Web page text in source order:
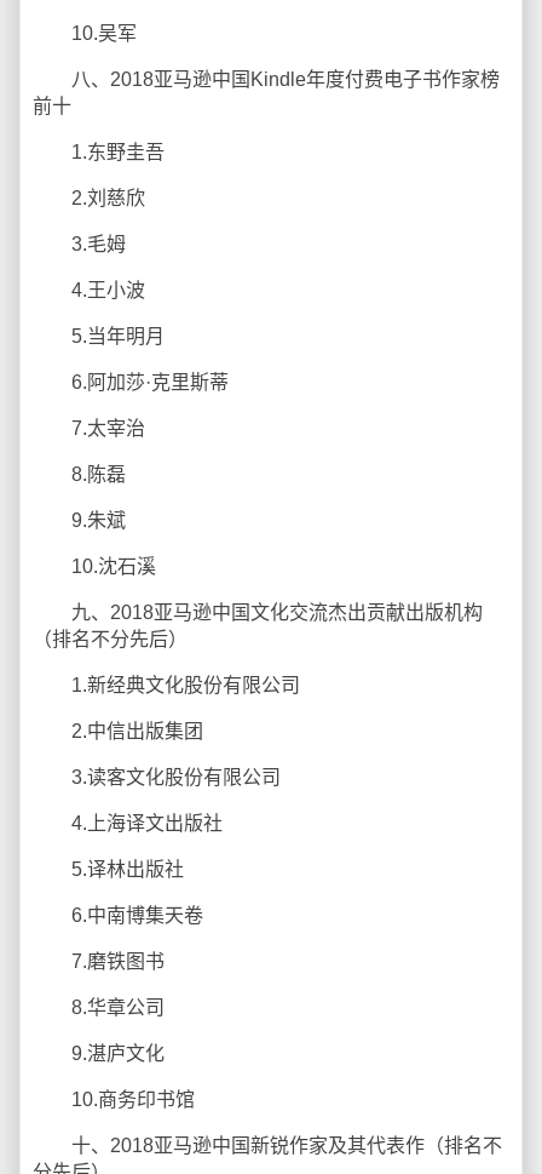
10.吴军
八、2018亚马逊中国Kindle年度付费电子书作家榜
前十
1.东野圭吾
2.刘慈欣
3.毛姆
4.王小波
5.当年明月
6.阿加莎·克里斯蒂
7.太宰治
8.陈磊
9.朱斌
10.沈石溪
九、2018亚马逊中国文化交流杰出贡献出版机构
（排名不分先后）
1.新经典文化股份有限公司
2.中信出版集团
3.读客文化股份有限公司
4.上海译文出版社
5.译林出版社
6.中南博集天卷
7.磨铁图书
8.华章公司
9.湛庐文化
10.商务印书馆
十、2018亚马逊中国新锐作家及其代表作（排名不